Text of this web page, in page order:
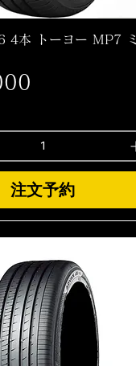
4本 トーヨー MP7 ミ
注文予約